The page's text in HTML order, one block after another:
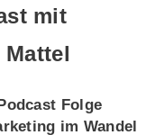
mit
Folge
im Wandel